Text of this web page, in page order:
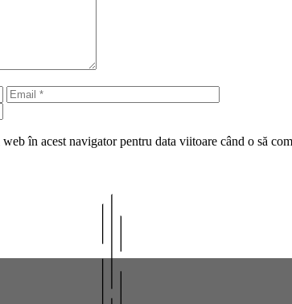
Email
web
în acest navigator pentru data viitoare când o să